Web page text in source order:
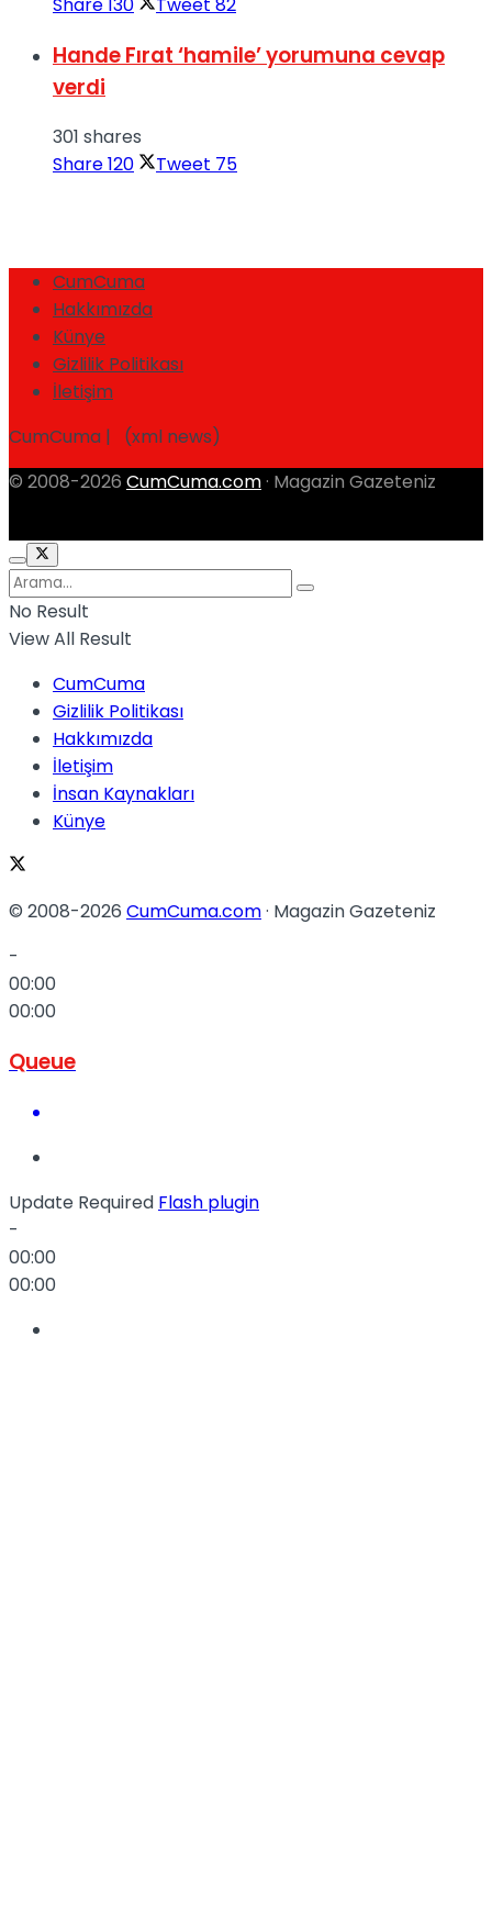
Hande Fırat ‘hamile’ yorumuna cevap
verdi
301 shares
Share120 Tweet 75
CumCuma
Hakkımızda
Künye
Gizlilik Politikası
İletişim
CumCuma | (xml news)
© 2008-2026 CumCuma.com · Magazin Gazeteniz
No Result
View All Result
CumCuma
Gizlilik Politikası
Hakkımızda
İletişim
İnsan Kaynakları
Künye
© 2008-2026 CumCuma.com· Magazin Gazeteniz
-
00:00
00:00
Queue
Update Required Flash plugin
-
00:00
00:00